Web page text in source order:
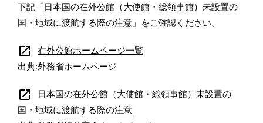
下記「日本国の在外公館（大使館・総領事館）未設置の
国・地域に渡航する際の注意」をご確認ください。
open_in_new
在外公館ホームページ一覧
出典:外務省ホームページ
open_in_new
日本国の在外公館（大使館・総領事館）未設置の
国・地域に渡航する際の注意